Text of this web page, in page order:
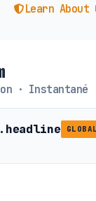
Learn
· Instantané